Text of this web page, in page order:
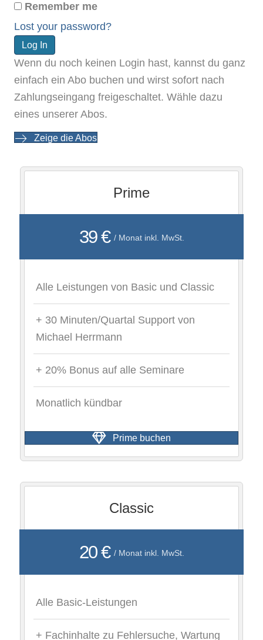
Remember me
Lost your password?
Wenn du noch keinen Login hast, kannst du ganz
einfach ein Abo buchen und wirst sofort nach
Zahlungseingang freigeschaltet. Wähle dazu
eines unserer Abos.
Zeige die Abos
Prime
39 € / Monat inkl. MwSt.
Alle Leistungen von Basic und Classic
+ 30 Minuten/Quartal Support von
Michael Herrmann
+ 20% Bonus auf alle Seminare
Monatlich kündbar
Prime buchen
Classic
20 € / Monat inkl. MwSt.
Alle Basic-Leistungen
+ Fachinhalte zu Fehlersuche, Wartung